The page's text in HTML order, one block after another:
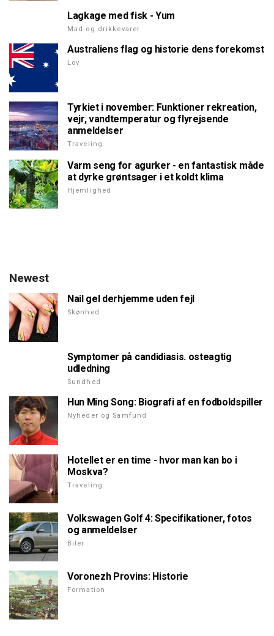
Lagkage med fisk - Yum
Mad og drikkevarer
Australiens flag og historie dens forekomst
Lov
Tyrkiet i november: Funktioner rekreation,
vejr, vandtemperatur og flyrejsende
anmeldelser
Traveling
Varm seng for agurker - en fantastisk måde
at dyrke grøntsager i et koldt klima
Hjemlighed
Newest
Nail gel derhjemme uden fejl
Skønhed
Symptomer på candidiasis. osteagtig
udledning
Sundhed
Hun Ming Song: Biografi af en fodboldspiller
Nyheder og Samfund
Hotellet er en time - hvor man kan bo i
Moskva?
Traveling
Volkswagen Golf 4: Specifikationer, fotos
og anmeldelser
Biler
Voronezh Provins: Historie
Formation